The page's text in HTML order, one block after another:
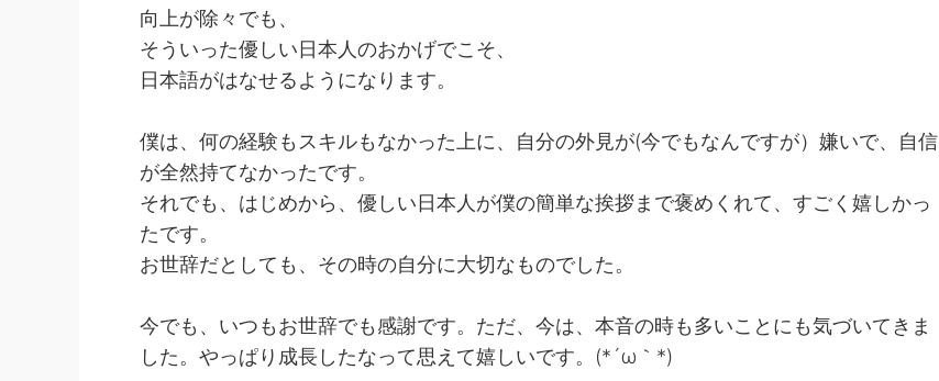
向上が除々でも、
そういった優しい日本人のおかげでこそ、
日本語がはなせるようになります。
僕は、何の経験もスキルもなかった上に、自分の外見が(今でもなんですが）嫌いで、自信
が全然持てなかったです。
それでも、はじめから、優しい日本人が僕の簡単な挨拶まで褒めくれて、すごく嬉しかっ
たです。
お世辞だとしても、その時の自分に大切なものでした。
今でも、いつもお世辞でも感謝です。ただ、今は、本音の時も多いことにも気づいてきま
した。やっぱり成長したなって思えて嬉しいです。(*´ω｀*)